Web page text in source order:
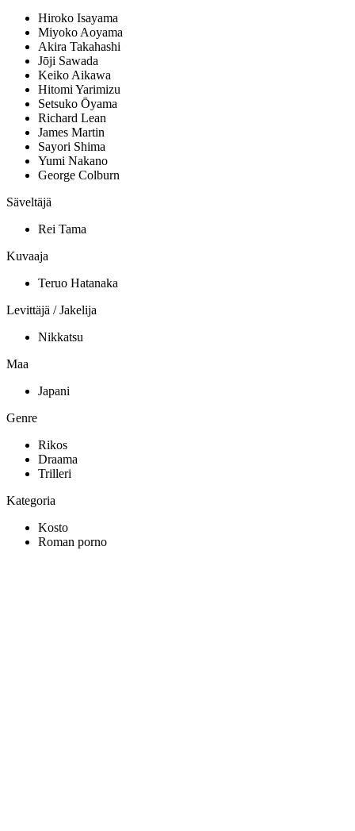
Hiroko Isayama
Miyoko Aoyama
Akira Takahashi
Jōji Sawada
Keiko Aikawa
Hitomi Yarimizu
Setsuko Ōyama
Richard Lean
James Martin
Sayori Shima
Yumi Nakano
George Colburn
Säveltäjä
Rei Tama
Kuvaaja
Teruo Hatanaka
Levittäjä / Jakelija
Nikkatsu
Maa
Japani
Genre
Rikos
Draama
Trilleri
Kategoria
Kosto
Roman porno